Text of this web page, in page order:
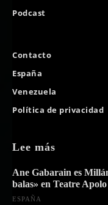
Podcast
Contacto
España
Venezuela
Política de privacidad
Lee más
Ane Gabarain es
balas» en Teatre Apolo
ESPAÑA